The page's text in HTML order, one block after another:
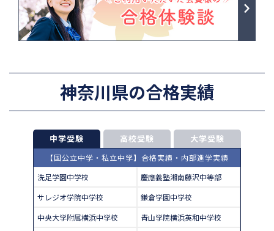
神奈川県の合格実績
中学受験 高校受験 大学受験
【国公立中学・私立中学】合格実績・内部進学実績
洗足学園中学校
慶應義塾湘南藤沢中等部
サレジオ学院中学校
鎌倉学園中学校
中央大学附属横浜中学校
青山学院横浜英和中学校